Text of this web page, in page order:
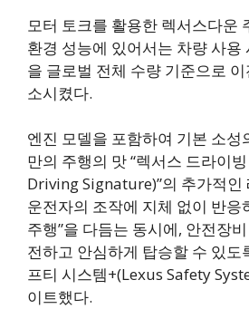
모터 토크를 활용한 렉서스다운
환경 성능에 있어서는 차량 사용
을 글로벌 전체 수량 기준으로
소시켰다.
엔진 모델을 포함하여 기본 소성
만의 주행의 맛 “렉서스 드라이
Driving Signature)”의 추가적인
운전자의 조작에 지체 없이 반응
주행”을 다듬는 동시에, 안전장
전하고 안심하게 탑승할 수 있도
프티 시스템+(Lexus Safety
이트했다.